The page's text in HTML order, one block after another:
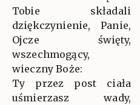
Tobie składali
dziękczynienie, Panie,
Ojcze święty,
wszechmogący,
wieczny Boże:
Ty przez post ciała
uśmierzasz wady,